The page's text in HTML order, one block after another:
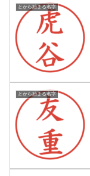
とから始まる名字
とから始まる名字